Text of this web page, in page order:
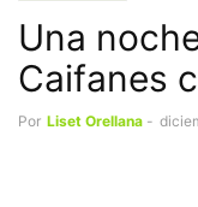
Una
Caifanes
Por Liset Orellana -